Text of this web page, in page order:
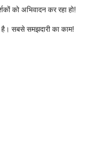
को अभिवादन कर रहा हो!
है। सबसे समझदारी का काम!